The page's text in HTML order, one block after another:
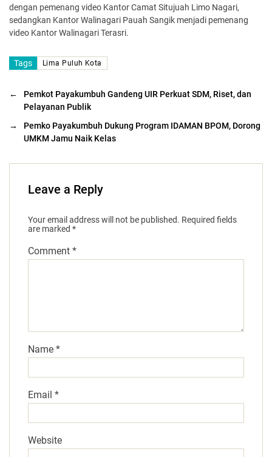
dengan pemenang video Kantor Camat Situjuah Limo Nagari,
sedangkan Kantor Walinagari Pauah Sangik menjadi pemenang
video Kantor Walinagari Terasri.
Tags Lima Puluh Kota
←
Pemkot Payakumbuh Gandeng UIR Perkuat SDM, Riset, dan
Pelayanan Publik
→
Pemko Payakumbuh Dukung Program IDAMAN BPOM, Dorong
UMKM Jamu Naik Kelas
Leave a Reply
Your email address will not be published. Required fields
are marked *
Comment *
Name *
Email *
Website